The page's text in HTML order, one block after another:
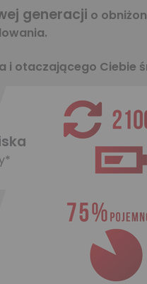
generacji o
otaczającego Ciebie